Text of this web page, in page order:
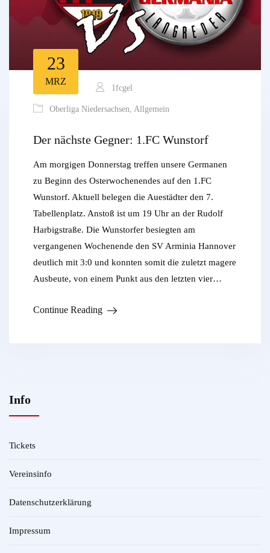
23
MRZ
1fcgel
Oberliga Niedersachsen Allgemein
Der nächste Gegner: 1.FC Wunstorf
Am morgigen Donnerstag treffen unsere Germanen
zu Beginn des Osterwochenendes auf den 1.FC
Wunstorf. Aktuell belegen die Auestädter den 7.
Tabellenplatz. Anstoß ist um 19 Uhr an der Rudolf
Harbigstraße. Die Wunstorfer besiegten am
vergangenen Wochenende den SV Arminia Hannover
deutlich mit 3:0 und konnten somit die zuletzt magere
Ausbeute, von einem Punkt aus den letzten vier…
Continue Reading
Info
Tickets
Vereinsinfo
Datenschutzerklärung
Impressum